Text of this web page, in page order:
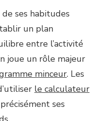
ses habitudes
un plan
entre l’activité
joue un rôle majeur
minceur. Les
le calculateur
ses